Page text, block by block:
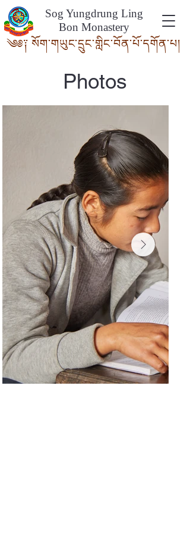
Sog Yungdrung Ling
Bon Monastery
༄༅༑ སོག་གཡུང་དྲུང་གླིང་བོན་པོ་དགོན་པ།
Photos